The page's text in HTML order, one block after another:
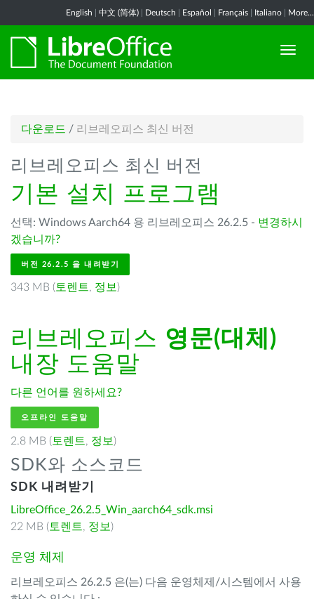
English 中文 (简体) Deutsch Español Français Italiano More...
다운로드 / 리브레오피스 최신 버전
리브레오피스 최신 버전
기본 설치 프로그램
선택: Windows Aarch64 용 리브레오피스 26.2.5 - 변경하시
겠습니까?
버전 26.2.5 을 내려받기
343 MB ( 토렌트, 정보 )
리브레오피스 영문(대체)
내장 도움말
다른 언어를 원하세요?
오프라인 도움말
2.8 MB ( 토렌트, 정보 )
SDK와 소스코드
SDK 내려받기
LibreOffice_26.2.5_Win_aarch64_sdk.msi
22 MB ( 토렌트, 정보 )
운영 체제
리브레오피스 26.2.5 은(는) 다음 운영체제/시스템에서 사용